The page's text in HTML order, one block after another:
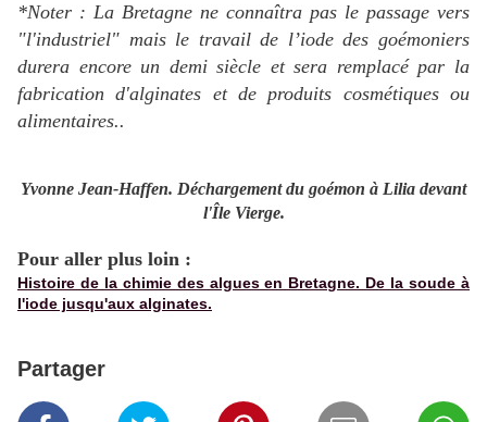
*Noter : La Bretagne ne connaîtra pas le passage vers
"l'industriel" mais le travail de l’iode des goémoniers
durera encore un demi siècle et sera remplacé par la
fabrication d'alginates et de produits cosmétiques ou
alimentaires..
Yvonne Jean-Haffen. Déchargement du goémon à Lilia devant
l'Île Vierge.
Pour aller plus loin :
Histoire de la chimie des algues en Bretagne. De la soude à
l'iode jusqu'aux alginates.
Partager